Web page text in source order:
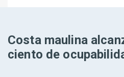
Costa maulina
ciento de